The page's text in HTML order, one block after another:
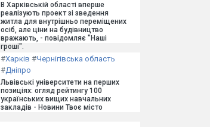
В Харківській області вперше
реалізують проект зі зведення
житла для внутрішньо переміщених
осіб, але ціни на будівництво
вражають, - повідомляє "Наші
гроші".
#Харків #Чернігівська область
#Дніпро
Львівські університети на перших
позиціях: огляд рейтингу 100
українських вищих навчальних
закладів - Новини Твоє місто